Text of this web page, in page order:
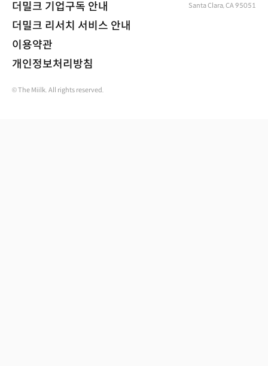
더밀크 기업구독 안내
더밀크 리서치 서비스 안내
이용약관
개인정보처리방침
Santa Clara, CA 95051
© The Miilk. All rights reserved.